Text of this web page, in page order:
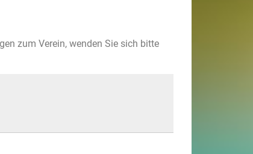
zum Verein, wenden Sie sich bitte